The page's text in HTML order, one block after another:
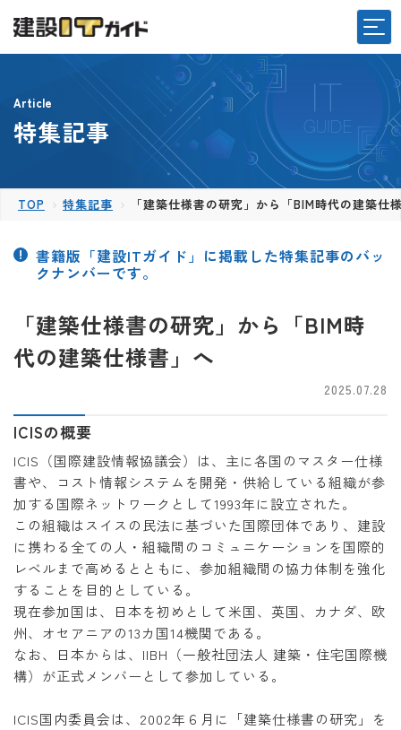
Article
特集記事
TOP 特集記事 「建築仕様書の研究」から「BIM時代の建築仕
書籍版「建設ITガイド」に掲載した特集記事のバッ
クナンバーです。
「建築仕様書の研究」から「BIM時
代の建築仕様書」へ
2025.07.28
ICISの概要
ICIS（国際建設情報協議会）は、主に各国のマスター仕様
書や、コスト情報システムを開発・供給している組織が参
加する国際ネットワークとして1993年に設立された。
この組織はスイスの民法に基づいた国際団体であり、建設
に携わる全ての人・組織間のコミュニケーションを国際的
レベルまで高めるとともに、参加組織間の協力体制を強化
することを目的としている。
現在参加国は、日本を初めとして米国、英国、カナダ、欧
州、オセアニアの13カ国14機関である。
なお、日本からは、IIBH（一般社団法人 建築・住宅国際機
構）が正式メンバーとして参加している。
ICIS国内委員会は、2002年６月に「建築仕様書の研究」を